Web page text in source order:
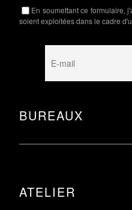
En soumettant ce formulaire,
soient exploitées dans le cadre
BUREAUX
ATELIER